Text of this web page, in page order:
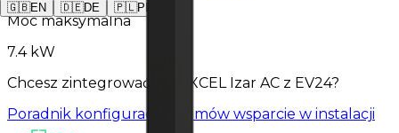
🇬🇧EN 🇩🇪DE 🇵🇱PL
Moc maksymalna
7.4 kW
Chcesz zintegrować SINEXCEL Izar AC z EV24?
Poradnik konfiguracyjny
Umów wsparcie w instalacji